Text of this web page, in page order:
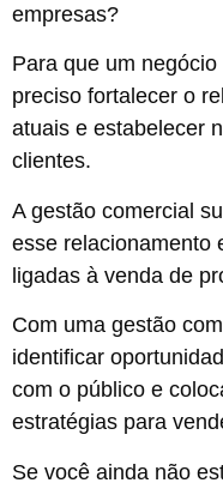
empresas?
Para que um
preciso fortalecer o
atuais e estabelecer
clientes.
A gestão comercial
esse relacionamento
ligadas à venda de
Com uma gestão
identificar
com o público e
estratégias para
Se você ainda não